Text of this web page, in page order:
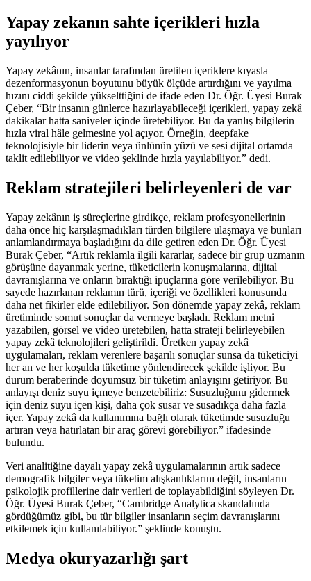
Yapay zekanın sahte içerikleri hızla
yayılıyor
Yapay zekânın, insanlar tarafından üretilen içeriklere kıyasla
dezenformasyonun boyutunu büyük ölçüde artırdığını ve yayılma
hızını ciddi şekilde yükselttiğini de ifade eden Dr. Öğr. Üyesi Burak
Çeber, “Bir insanın günlerce hazırlayabileceği içerikleri, yapay zekâ
dakikalar hatta saniyeler içinde üretebiliyor. Bu da yanlış bilgilerin
hızla viral hâle gelmesine yol açıyor. Örneğin, deepfake
teknolojisiyle bir liderin veya ünlünün yüzü ve sesi dijital ortamda
taklit edilebiliyor ve video şeklinde hızla yayılabiliyor.” dedi.
Reklam stratejileri belirleyenleri de var
Yapay zekânın iş süreçlerine girdikçe, reklam profesyonellerinin
daha önce hiç karşılaşmadıkları türden bilgilere ulaşmaya ve bunları
anlamlandırmaya başladığını da dile getiren eden Dr. Öğr. Üyesi
Burak Çeber, “Artık reklamla ilgili kararlar, sadece bir grup uzmanın
görüşüne dayanmak yerine, tüketicilerin konuşmalarına, dijital
davranışlarına ve onların bıraktığı ipuçlarına göre verilebiliyor. Bu
sayede hazırlanan reklamın türü, içeriği ve özellikleri konusunda
daha net fikirler elde edilebiliyor. Son dönemde yapay zekâ, reklam
üretiminde somut sonuçlar da vermeye başladı. Reklam metni
yazabilen, görsel ve video üretebilen, hatta strateji belirleyebilen
yapay zekâ teknolojileri geliştirildi. Üretken yapay zekâ
uygulamaları, reklam verenlere başarılı sonuçlar sunsa da tüketiciyi
her an ve her koşulda tüketime yönlendirecek şekilde işliyor. Bu
durum beraberinde doyumsuz bir tüketim anlayışını getiriyor. Bu
anlayışı deniz suyu içmeye benzetebiliriz: Susuzluğunu gidermek
için deniz suyu içen kişi, daha çok susar ve susadıkça daha fazla
içer. Yapay zekâ da kullanımına bağlı olarak tüketimde susuzluğu
artıran veya hatırlatan bir araç görevi görebiliyor.” ifadesinde
bulundu.
Veri analitiğine dayalı yapay zekâ uygulamalarının artık sadece
demografik bilgiler veya tüketim alışkanlıklarını değil, insanların
psikolojik profillerine dair verileri de toplayabildiğini söyleyen Dr.
Öğr. Üyesi Burak Çeber, “Cambridge Analytica skandalında
gördüğümüz gibi, bu tür bilgiler insanların seçim davranışlarını
etkilemek için kullanılabiliyor.” şeklinde konuştu.
Medya okuryazarlığı şart